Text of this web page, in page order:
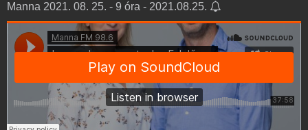
Manna 2021. 08. 25. - 9 óra - 2021.08.25.